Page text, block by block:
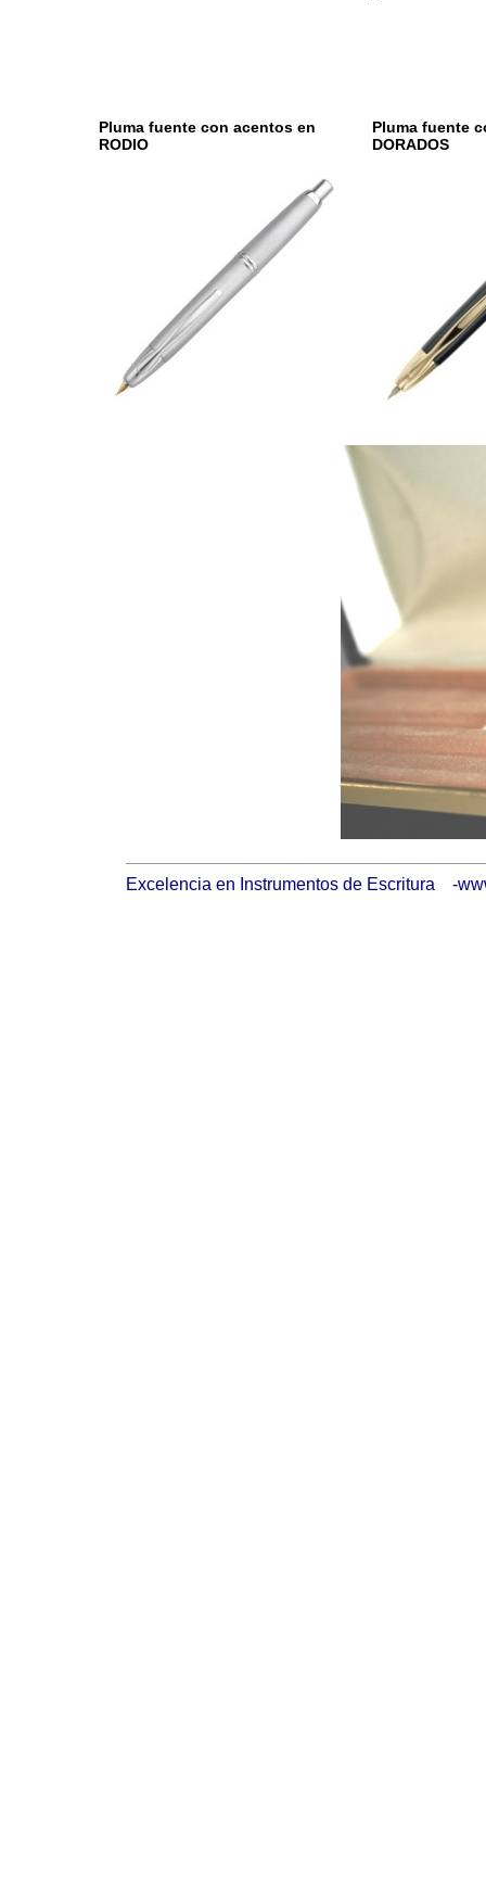
Pluma fuente con acentos en
RODIO
Pluma fuente
DORADOS
Excelencia en Instrumentos de Escritura -